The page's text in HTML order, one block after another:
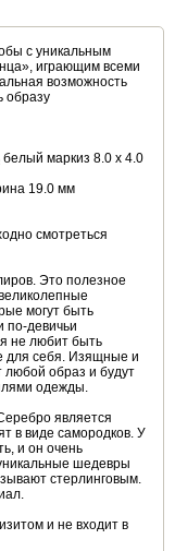
с уникальным
играющим всеми
возможность
образу
белый маркиз 8.0 х 4.0
19.0 мм
смотреться
Это полезное
могут быть
по-девичьи
не любит быть
для себя. Изящные и
любой образ и будут
одежды.
является
в виде самородков. У
и он очень
шедевры
стерлинговым.
и не входит в